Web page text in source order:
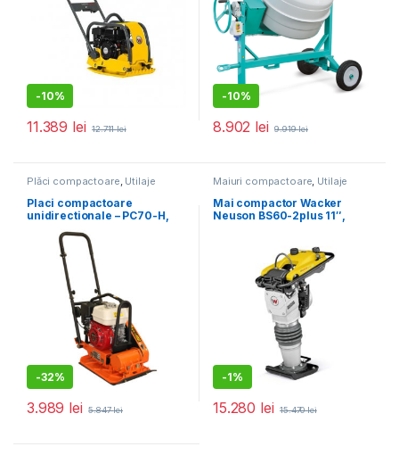
-10%
11.389 lei 12.711lei
-10%
8.902 lei 9.919lei
Plăci compactoare Utilaje
pentru construcții
Placi compactoare
unidirectionale – PC70-H,
11.5 kN, motor Honda,
benzina 5.5 cp, greutate 65
-32%
3.989 lei 5.847lei
Maiuri compactoare Utilaje
pentru construcții
Mai compactor Wacker
Neuson BS60-2plus 11″,
-1%
15.280 lei 15.470lei